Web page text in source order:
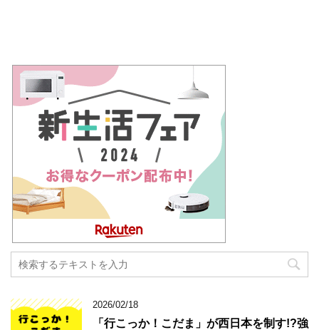
2026/02/18
「行こっか！こだま」が西日本を制す!?強